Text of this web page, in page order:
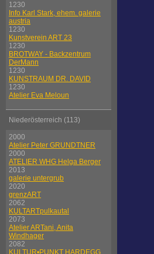
1230
Info Karl Stark, ehem. galerie
austria
1230
Kunstverein ART 23
1230
BROTWAY - Backzentrum
DerMann
1230
KUNSTRAUM DR. DAVID
1230
Atelier Eva Meloun
Niederösterreich (113)
2000
Atelier Peter GRUNDTNER
2000
ATELIER WHG Helga Berger
2013
galerie untergrub
2020
grenzART
2062
KULTARTpulkautal
2073
Atelier ARTani, Anita
Windhager
2082
KULTUR•PUNKT HARDEGG